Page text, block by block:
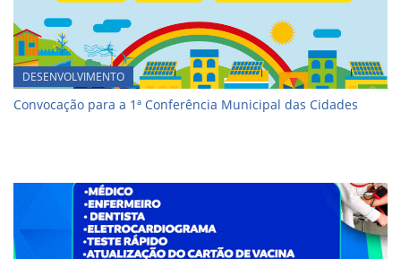
DESENVOLVIMENTO
Convocação para a 1ª Conferência Municipal das Cidades